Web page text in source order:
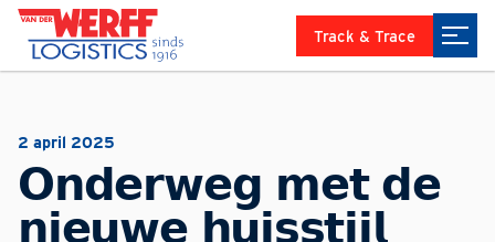
Track & Trace
2 april 2025
𝗢𝗻𝗱𝗲𝗿𝘄𝗲𝗴 𝗺𝗲𝘁 𝗱𝗲
𝗻𝗶𝗲𝘂𝘄𝗲 𝗵𝘂𝗶𝘀𝘀𝘁𝗶𝗷𝗹